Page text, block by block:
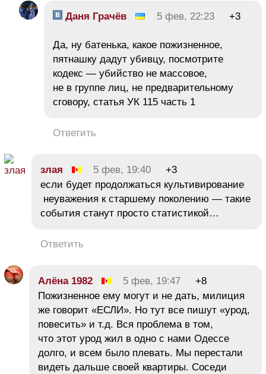
Даня Грачёв 5 фев, 22:23 +3
Да, ну батенька, какое пожизненное,
пятнашку дадут убивцу, посмотрите
кодекс — убийство не массовое,
не в группе лиц, не предварительному
сговору, статья УК 115 часть 1
Ответить
злая 5 фев, 19:40
+3
если будет продолжаться культивирование
неуважения к старшему поколению — такие
события станут просто статистикой…
Ответить
Алёна 1982 5 фев, 19:47
+8
Пожизненное ему могут и не дать, милиция
же говорит «ЕСЛИ». Но тут все пишут «урод,
повесить» и т.д. Вся проблема в том,
что этот урод жил в одно с нами Одессе
долго, и всем было плевать. Мы перестали
видеть дальше своей квартиры. Соседи